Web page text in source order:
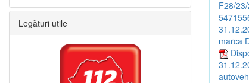
F28/
marca
Legături utile